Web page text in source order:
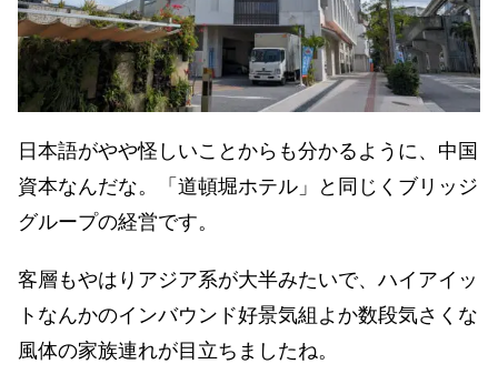
日本語がやや怪しいことからも分かるように、中国
資本なんだな。「道頓堀ホテル」と同じくブリッジ
グループの経営です。
客層もやはりアジア系が大半みたいで、ハイアイッ
トなんかのインバウンド好景気組よか数段気さくな
風体の家族連れが目立ちましたね。